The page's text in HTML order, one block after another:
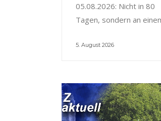
05.08.2026: Nicht in 80
Tagen, sondern an
5. August 2026